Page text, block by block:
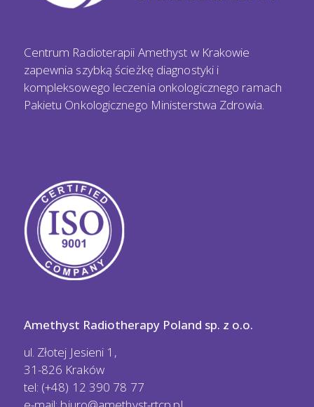
Centrum Radioterapii Amethyst w Krakowie
zapewnia szybką ścieżkę diagnostyki i
kompleksowego leczenia onkologicznego ramach
Pakietu Onkologicznego Ministerstwa Zdrowia.
Amethyst Radiotherapy Poland sp. z o.o.
ul. Złotej Jesieni 1,
31-826 Kraków
tel: (+48) 12 390 78 77